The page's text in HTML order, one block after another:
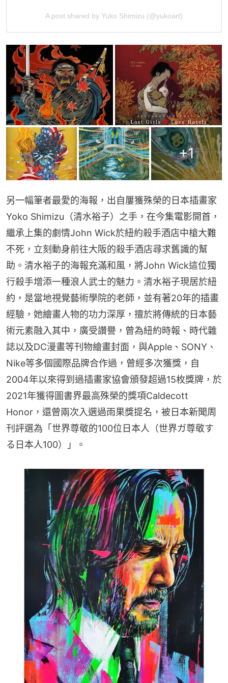
A post shared by Yuko Shimizu (@yukoart)
+1
另一幅筆者最愛的海報，出自屢獲殊榮的日本插畫家
Yoko Shimizu（清水裕子）之手，在今集電影開首，
繼承上集的劇情John Wick於紐約殺手酒店中槍大難
不死，立刻動身前往大阪的殺手酒店尋求舊識的幫
助。清水裕子的海報充滿和風，將John Wick這位獨
行殺手增添一種浪人武士的魅力。清水裕子現居於紐
約，是當地視覺藝術學院的老師，並有著20年的插畫
經驗，她繪畫人物的功力深厚，擅於將傳統的日本藝
術元素融入其中，廣受讚譽，曾為紐約時報、時代雜
誌以及DC漫畫等刊物繪畫封面，與Apple、SONY、
Nike等多個國際品牌合作過，曾經多次獲獎，自
2004年以來得到過插畫家協會頒發超過15枚獎牌，於
2021年獲得圖書界最高殊榮的獎項Caldecott
Honor，還曾兩次入選過雨果獎提名，被日本新聞周
刊評選為「世界尊敬的100位日本人（世界ガ尊敬す
る日本人100）」。